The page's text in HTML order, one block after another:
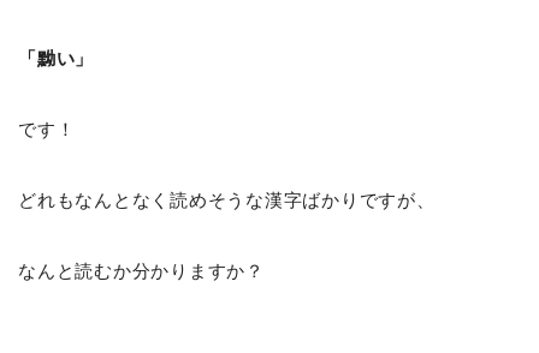
「黝い」
です！
どれもなんとなく読めそうな漢字ばかりですが、
なんと読むか分かりますか？